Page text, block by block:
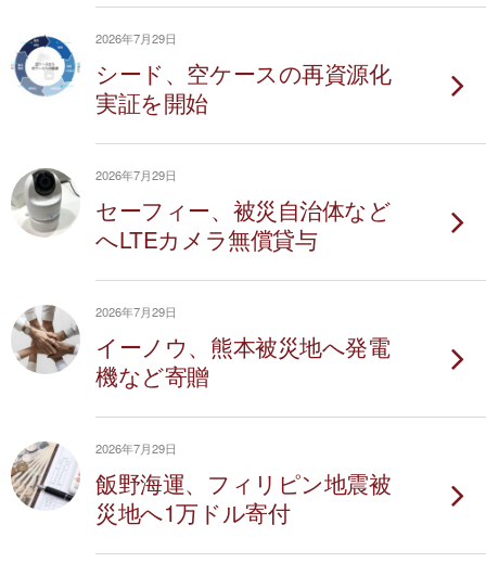
2026年7月29日
シード、空ケースの再資源化
実証を開始
2026年7月29日
セーフィー、被災自治体など
へLTEカメラ無償貸与
2026年7月29日
イーノウ、熊本被災地へ発電
機など寄贈
2026年7月29日
飯野海運、フィリピン地震被
災地へ1万ドル寄付